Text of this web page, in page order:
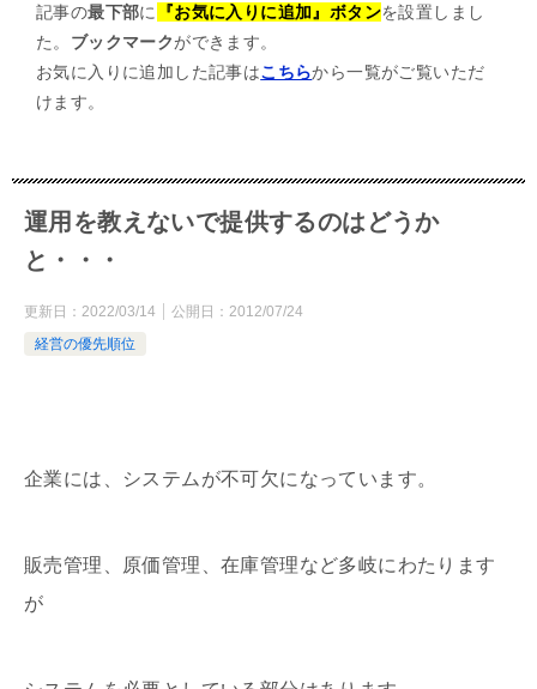
記事の最下部に 『お気に入りに追加』ボタンを設置しまし
た。 ブックマークができます。
お気に入りに追加した記事はこちらから一覧がご覧いただ
けます。
運用を教えないで提供するのはどうか
と・・・
更新日： 2022/03/14 公開日： 2012/07/24
経営の優先順位
企業には、システムが不可欠になっています。
販売管理、原価管理、在庫管理など多岐にわたります
が